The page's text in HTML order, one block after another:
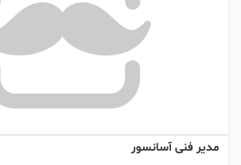
مدیر فنی آسانسور